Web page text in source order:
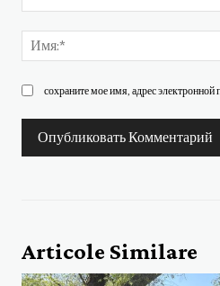
сохраните мое имя, адрес
Articole Similare